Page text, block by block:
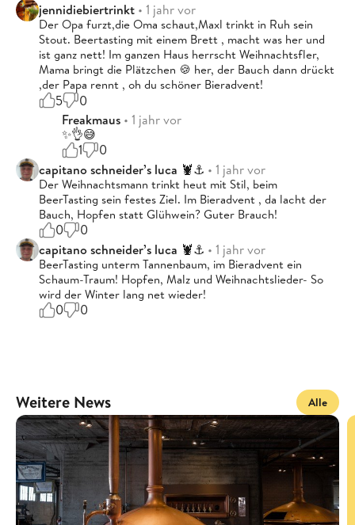
jennidiebiertrinkt • 1 jahr vor
Der Opa furzt,die Oma schaut,Maxl trinkt in Ruh sein
Stout. Beertasting mit einem Brett , macht was her und
ist ganz nett! Im ganzen Haus herrscht Weihnachtsfler,
Mama bringt die Plätzchen 🍪 her, der Bauch dann drückt
,der Papa rennt , oh du schöner Bieradvent!
5
0
Freakmaus • 1 jahr vor
✨👌😅
1
0
capitano schneider’s luca 🦞⚓️ • 1 jahr vor
Der Weihnachtsmann trinkt heut mit Stil, beim
BeerTasting sein festes Ziel. Im Bieradvent , da lacht der
Bauch, Hopfen statt Glühwein? Guter Brauch!
0
0
capitano schneider’s luca 🦞⚓️ • 1 jahr vor
BeerTasting unterm Tannenbaum, im Bieradvent ein
Schaum-Traum! Hopfen, Malz und Weihnachtslieder- So
wird der Winter lang net wieder!
0 0
Weitere News Alle